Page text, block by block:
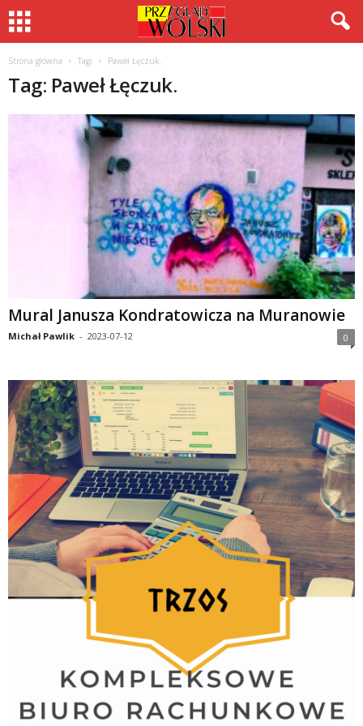
Strona główna Tagi Paweł Łęczuk.
Tag: Paweł Łęczuk.
Mural Janusza Kondratowicza na Muranowie
Michał Pawlik - 2023-07-12 0